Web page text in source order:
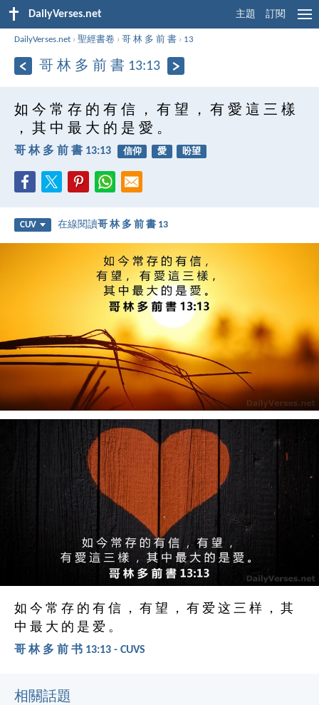
DailyVerses.net 主題 訂閱
DailyVerses.net ›聖經書卷 ›哥 林 多 前 書 › 13
哥 林 多 前 書 13:13
如 今 常 存 的 有 信 ， 有 望 ， 有 愛 這 三 樣
， 其 中 最 大 的 是 愛 。
哥 林 多 前 書 13:13 信仰 愛 盼望
CUV 在線閱讀哥 林 多 前 書 13
如 今 常 存 的 有 信 ， 有 望 ， 有 爱 这 三 样 ， 其
中 最 大 的 是 爱 。
哥 林 多 前 书 13:13 - CUVS
相關話題